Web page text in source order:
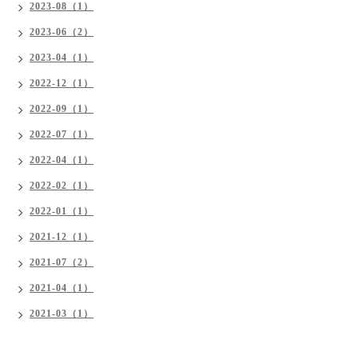
2023-08（1）
2023-06（2）
2023-04（1）
2022-12（1）
2022-09（1）
2022-07（1）
2022-04（1）
2022-02（1）
2022-01（1）
2021-12（1）
2021-07（2）
2021-04（1）
2021-03（1）